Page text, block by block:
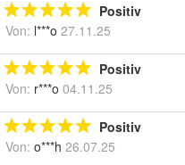
Positiv
Von: l***o 27.11.25
Positiv
Von: r***o 04.11.25
Positiv
Von: o***h 26.07.25